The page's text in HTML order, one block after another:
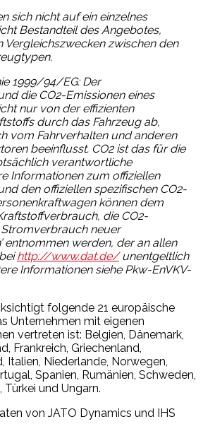
sich nicht auf ein einzelnes
Bestandteil des Angebotes,
Vergleichszwecken zwischen den
1999/94/EG: Der
die CO2-Emissionen eines
nur von der effizienten
durch das Fahrzeug ab,
vom Fahrverhalten und anderen
beeinflusst. CO2 ist das für die
verantwortliche
Informationen zum offiziellen
den offiziellen spezifischen CO2-
können dem
die CO2-
neuer
entnommen werden, der an allen
http://www.dat.de/unentgeltlich
Informationen siehe Pkw-EnVKV-
folgende 21 europäische
Unternehmen mit eigenen
vertreten ist: Belgien, Dänemark,
Frankreich, Griechenland,
Italien, Niederlande, Norwegen,
Spanien, Rumänien, Schweden,
und Ungarn.
von JATO Dynamics und IHS